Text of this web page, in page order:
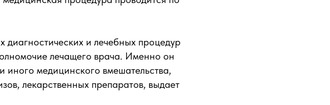
и лечебных процедур
лечащего врача. Именно он
медицинского вмешательства,
лекарственных препаратов, выдает